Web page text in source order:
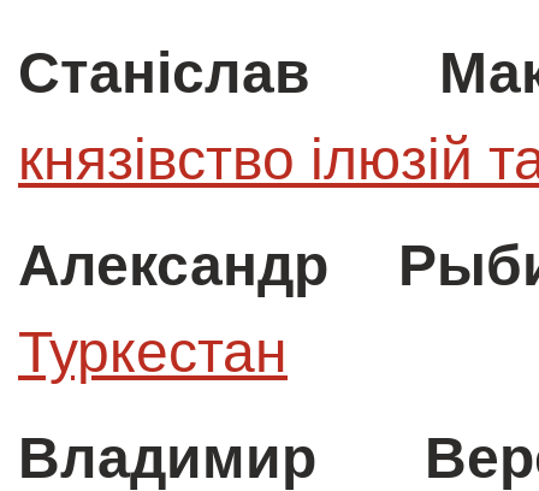
Станіслав
князівство ілюзій
Александр
Туркестан
Владимир